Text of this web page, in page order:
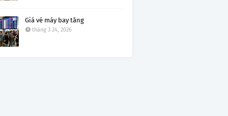
Giá vé máy bay tăng
tháng 3 24, 2026